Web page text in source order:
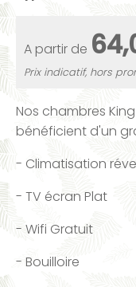
A partir de
Prix indicatif, hors
Nos chambres
bénéficient d'un
- Climatisation
- TV écran Plat
- Wifi Gratuit
- Bouilloire